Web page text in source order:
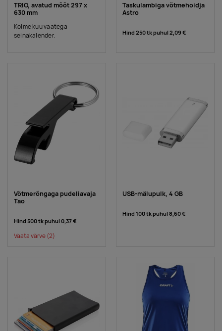
TRIO, avatud mõõt 297 x
630 mm
Kolme kuu vaatega
seinakalender.
Taskulambiga võtmehoidja
Astro
Hind 250 tk puhul2,09 €
Võtmerõngaga pudeliavaja
Tao
Hind 500 tk puhul0,37 €
Vaata värve(2)
USB-mälupulk, 4 GB
Hind 100 tk puhul8,60 €